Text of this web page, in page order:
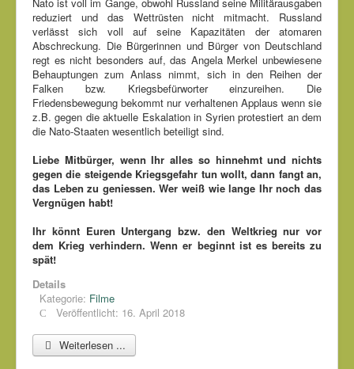
reduziert und das Wettrüsten nicht mitmacht. Russland
verlässt sich voll auf seine Kapazitäten der atomaren
Abschreckung. Die Bürgerinnen und Bürger von Deutschland
regt es nicht besonders auf, das Angela Merkel unbewiesene
Behauptungen zum Anlass nimmt, sich in den Reihen der
Falken bzw. Kriegsbefürworter einzureihen. Die
Friedensbewegung bekommt nur verhaltenen Applaus wenn sie
z.B. gegen die aktuelle Eskalation in Syrien protestiert an dem
die Nato-Staaten wesentlich beteiligt sind.
Liebe Mitbürger, wenn Ihr alles so hinnehmt und nichts
gegen die steigende Kriegsgefahr tun wollt, dann fangt an,
das Leben zu geniessen. Wer weiß wie lange Ihr noch das
Vergnügen habt!
Ihr könnt Euren Untergang bzw. den Weltkrieg nur vor
dem Krieg verhindern. Wenn er beginnt ist es bereits zu
spät!
Details
Kategorie: Filme
Veröffentlicht: 16. April 2018
Weiterlesen ...